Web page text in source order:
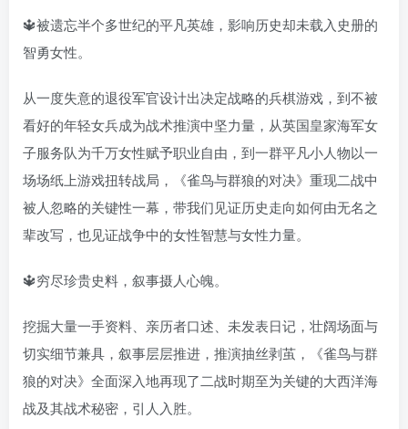
🔱被遗忘半个多世纪的平凡英雄，影响历史却未载入史册的
智勇女性。
从一度失意的退役军官设计出决定战略的兵棋游戏，到不被
看好的年轻女兵成为战术推演中坚力量，从英国皇家海军女
子服务队为千万女性赋予职业自由，到一群平凡小人物以一
场场纸上游戏扭转战局，《雀鸟与群狼的对决》重现二战中
被人忽略的关键性一幕，带我们见证历史走向如何由无名之
辈改写，也见证战争中的女性智慧与女性力量。
🔱穷尽珍贵史料，叙事摄人心魄。
挖掘大量一手资料、亲历者口述、未发表日记，壮阔场面与
切实细节兼具，叙事层层推进，推演抽丝剥茧，《雀鸟与群
狼的对决》全面深入地再现了二战时期至为关键的大西洋海
战及其战术秘密，引人入胜。